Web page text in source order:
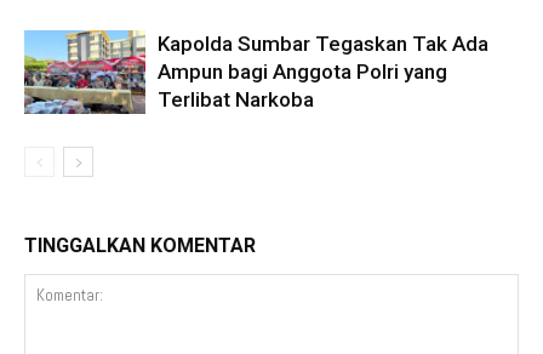
Kapolda Sumbar Tegaskan Tak Ada
Ampun bagi Anggota Polri yang
Terlibat Narkoba
TINGGALKAN KOMENTAR